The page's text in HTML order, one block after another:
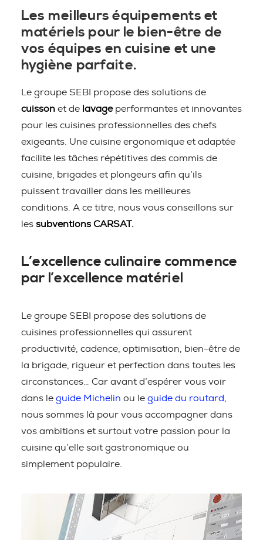
Les meilleurs équipements et
matériels pour le bien-être de
vos équipes en cuisine et une
hygiène parfaite.
Le groupe SEBI propose des solutions de
cuisson et de lavageperformantes et innovantes
pour les cuisines professionnelles des chefs
exigeants. Une cuisine ergonomique et adaptée
facilite les tâches répétitives des commis de
cuisine, brigades et plongeurs afin qu’ils
puissent travailler dans les meilleures
conditions. A ce titre, nous vous conseillons sur
les subventions CARSAT.
L’excellence culinaire commence
par l’excellence matériel
Le groupe SEBI propose des solutions de
cuisines professionnelles qui assurent
productivité, cadence, optimisation, bien-être de
la brigade, rigueur et perfection dans toutes les
circonstances… Car avant d’espérer vous voir
dans le guide Michelin ou le guide du routard
nous sommes là pour vous accompagner dans
vos ambitions et surtout votre passion pour la
cuisine qu’elle soit gastronomique ou
simplement populaire.